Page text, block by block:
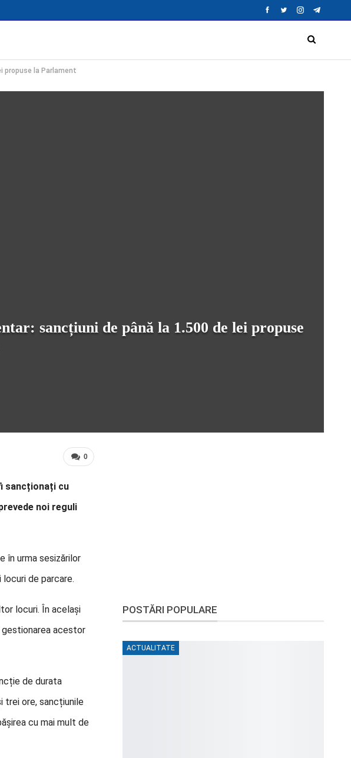
propuse la Parlament
sancțiuni de până la 1.500 de lei propuse
0
sancționați cu
noi reguli
în urma sesizărilor
de parcare.
locuri. În același
acestor
de durata
trei ore, sancțiunile
cu mai mult de
POSTĂRI POPULARE
ACTUALITATE